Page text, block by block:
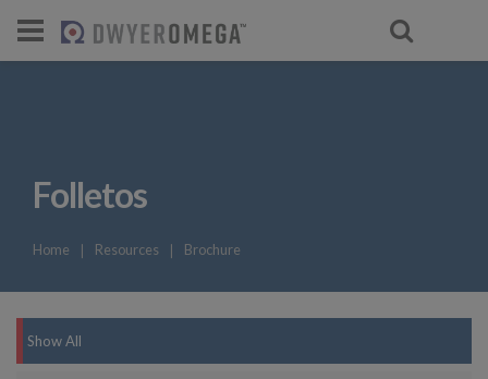
Folletos
Home ❘ Resources ❘ Brochure
Show All